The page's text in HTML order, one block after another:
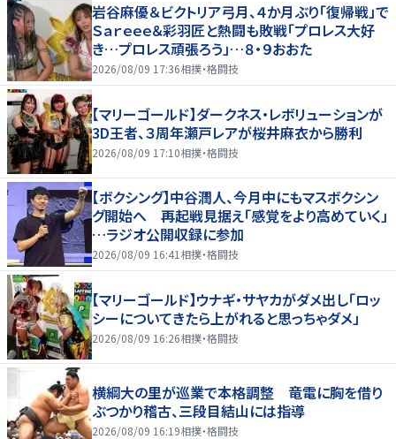
岩谷麻優＆ビクトリア弓月、４か月ぶり「復帰戦」で
Ｓａｒｅｅｅ＆彩羽匠と熱闘も敗戦「プロレス大好
き…プロレス頑張ろう」…８・９おおた
2026/08/09 17:36相撲・格闘技
【マリーゴールド】ダークネス・レボリューションが
3D王者、３周年瀬戸レアが桜井麻衣から勝利
2026/08/09 17:10相撲・格闘技
【ボクシング】中谷潤人、今月中にもマスボクシン
グ開始へ 再起戦見据え「感覚をより高めていく」
…ラジオ公開収録に参加
2026/08/09 16:41 相撲・格闘技
【マリーゴールド】ウナギ・サヤカがダメ出し「ロッ
シーについてきたら上がれると思っちゃダメ」
2026/08/09 16:26相撲・格闘技
横綱大の里が巡業で本格調整 竜電に胸を借り
ぶつかり稽古、三段目結山には指導
2026/08/09 16:19相撲・格闘技